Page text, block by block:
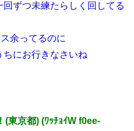
ずつ未練たらしく回してる
余ってるのに
ちにお行きなさいね
東京都) (ﾜｯﾁｮｲW f0ee-